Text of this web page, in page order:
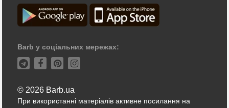
Barb у соціальних мережах:
© 2026 Barb.ua
При використанні матеріалів активне посилання на